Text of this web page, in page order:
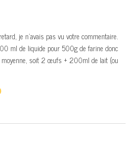
je n’avais pas vu votre commentaire.
ml de liquide pour 500g de farine donc
soit 2 œufs + 200ml de lait (ou